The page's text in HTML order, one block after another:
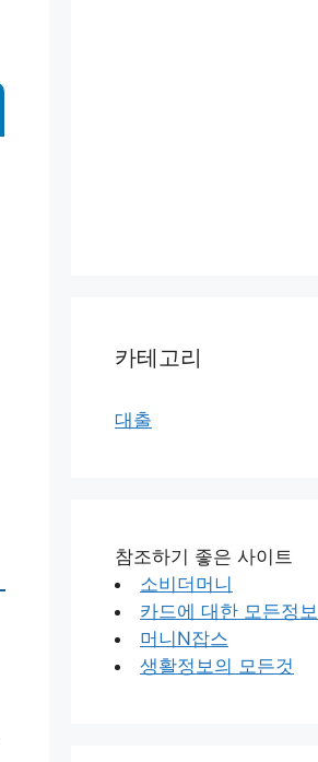
카테고리
대출
참조하기 좋은 사이트
소비더머니
카드에 대한 모든정보
머니N잡스
생활정보의 모든것